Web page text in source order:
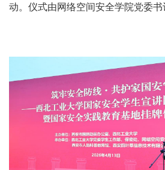
动。仪式由网络空间安全学院党委书